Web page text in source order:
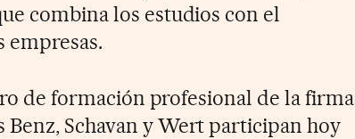
combina los estudios con el
empresas.
de formación profesional de la firma
Schavan y Wert participan hoy